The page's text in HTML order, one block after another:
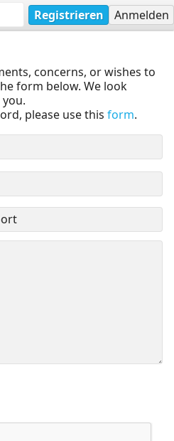
Registrieren Anmelden
concerns, or wishes to
form below. We look
please use this form.